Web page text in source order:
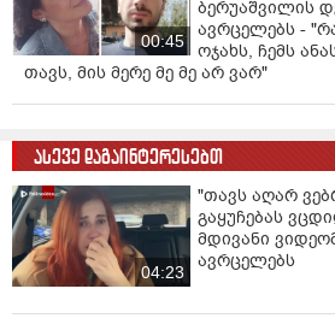
00:45
ბერუაშვილის
ავრცელებს -
ოჯახს, ჩემს
თავს, მის მერე მე მე არ ვარ"
ასევე დაგაინტერესებთ
04:23
"თავს აღარ
გაყუჩებას
მდივანი
ავრცელებს